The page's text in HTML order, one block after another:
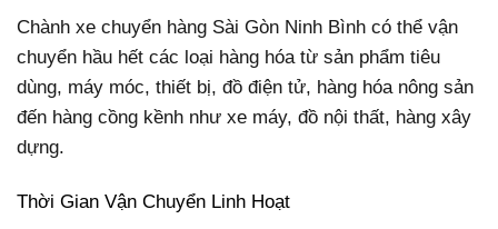
Chành xe chuyển hàng Sài Gòn Ninh Bình có thể vận
chuyển hầu hết các loại hàng hóa từ sản phẩm tiêu
dùng, máy móc, thiết bị, đồ điện tử, hàng hóa nông sản
đến hàng cồng kềnh như xe máy, đồ nội thất, hàng xây
dựng.
Thời Gian Vận Chuyển Linh Hoạt